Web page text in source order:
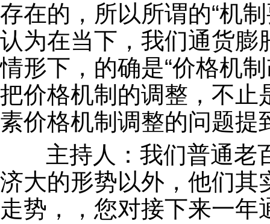
存在的，所以所谓的“机
认为在当下，我们通货膨
情形下，的确是“价格机
把价格机制的调整，不止
素价格机制调整的问题提
主持人：我们普通老
济大的形势以外，他们其
走势，，您对接下来一年